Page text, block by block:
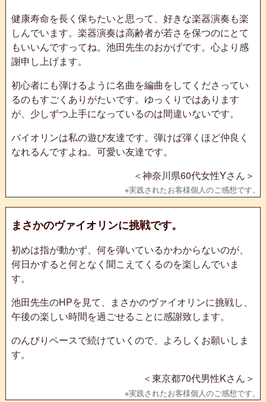
＜神奈川県60代女性Yさん＞
健康寿命を長く保ちたいと思って、好きな楽器演奏も楽
しんでいます。楽器演奏は高齢者が若さを保つのにとて
もいいんですってね。池田先生のおかげです。心より感
謝申し上げます。
初心者にも弾けるように名曲を編曲をしてくださってい
るのもすごくありがたいです。ゆっくりではあります
が、少しずつ上手になっているのは間違いないです。
バイオリンは私の遊び友達です。弾けば弾くほど仲良く
なれるんですよね。可愛い友達です。
まさかのヴァイオリンに挑戦です。
＜東京都70代男性Kさん＞
初めは指が動かず、何を弾いているかわからないのが、
何日かすると何となく聞こえてくるのを楽しんでいま
す。
池田先生のHPを見て、まさかのヴァイオリンに挑戦し、
午後の楽しい時間を過ごせることに感謝致します。
のんびりペースで続けていくので、よろしくお願いしま
す。